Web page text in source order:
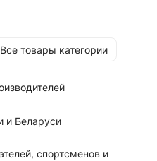
Все товары категории
и Беларуси
спортсменов и